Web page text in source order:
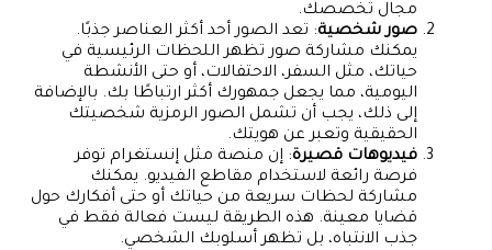
مجال تخصصك.
صور شخصية: تعد الصور أحد أكثر العناصر جذبًا.
يمكنك مشاركة صور تظهر اللحظات الرئيسية في
حياتك، مثل السفر، الاحتفالات، أو حتى الأنشطة
اليومية، مما يجعل جمهورك أكثر ارتباطًا بك. بالإضافة
إلى ذلك، يجب أن تشمل الصور الرمزية شخصيتك
الحقيقية وتعبر عن هويتك.
فيديوهات قصيرة: إن منصة مثل إنستغرام توفر
فرصة رائعة لاستخدام مقاطع الفيديو. يمكنك
مشاركة لحظات سريعة من حياتك أو حتى أفكارك حول
قضايا معينة. هذه الطريقة ليست فعالة فقط في
جذب الانتباه، بل تظهر أسلوبك الشخصي.